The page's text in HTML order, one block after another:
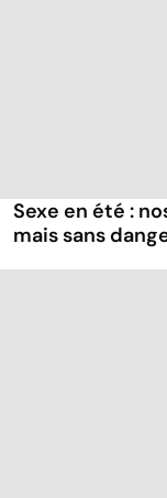
Sexe en été :
mais sans